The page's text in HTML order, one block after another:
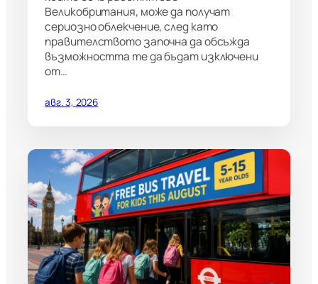
Великобритания, може да получат
сериозно облекчение, след като
правителството започна да обсъжда
възможността те да бъдат изключени
от…
авг. 3, 2026